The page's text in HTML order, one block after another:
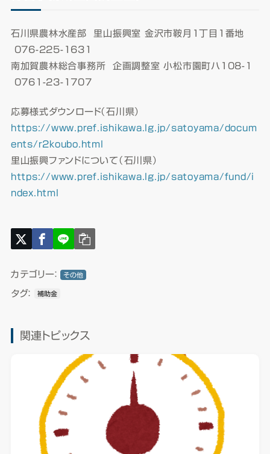
石川県農林水産部 里山振興室 金沢市鞍月1丁目1番地
076-225-1631
南加賀農林総合事務所 企画調整室 小松市園町ハ108-1
0761-23-1707
応募様式ダウンロード（石川県）
https://www.pref.ishikawa.lg.jp/satoyama/docum
ents/r2koubo.html
里山振興ファンドについて（石川県）
https://www.pref.ishikawa.lg.jp/satoyama/fund/i
ndex.html
カテゴリー： その他
タグ： 補助金
関連トピックス